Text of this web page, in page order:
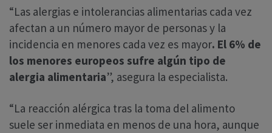
“Las alergias e intolerancias alimentarias cada vez
afectan a un número mayor de personas y la
incidencia en menores cada vez es mayor. El 6% de
los menores europeos sufre algún tipo de
alergia alimentaria”, asegura la especialista.
“La reacción alérgica tras la toma del alimento
suele ser inmediata en menos de una hora, aunque